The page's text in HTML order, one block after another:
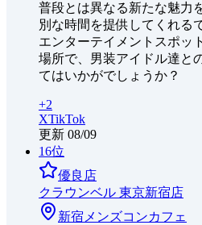
普段とは異なる新たな魅力
別な時間を提供してくれる
エンターテイメントスポッ
場所で、男装アイドル達と
てはいかがでしょうか？
+2
XTikTok
更新 08/09
16位
優良店
クラウンベル 東京新宿店
新宿 メンズコンカフェ